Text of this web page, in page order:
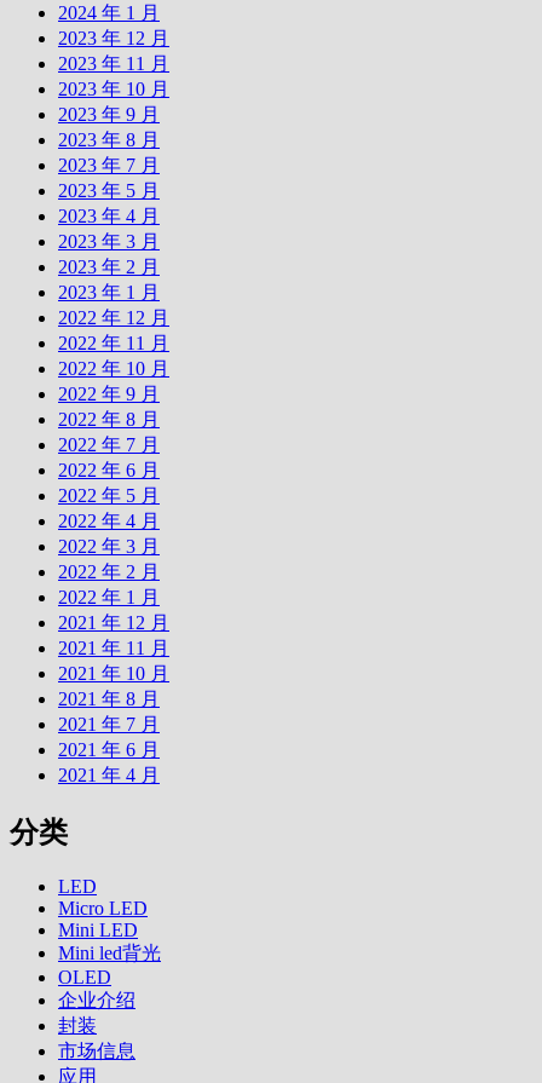
2024 年 1 月
2023 年 12 月
2023 年 11 月
2023 年 10 月
2023 年 9 月
2023 年 8 月
2023 年 7 月
2023 年 5 月
2023 年 4 月
2023 年 3 月
2023 年 2 月
2023 年 1 月
2022 年 12 月
2022 年 11 月
2022 年 10 月
2022 年 9 月
2022 年 8 月
2022 年 7 月
2022 年 6 月
2022 年 5 月
2022 年 4 月
2022 年 3 月
2022 年 2 月
2022 年 1 月
2021 年 12 月
2021 年 11 月
2021 年 10 月
2021 年 8 月
2021 年 7 月
2021 年 6 月
2021 年 4 月
分类
LED
Micro LED
Mini LED
Mini led背光
OLED
企业介绍
封装
市场信息
应用